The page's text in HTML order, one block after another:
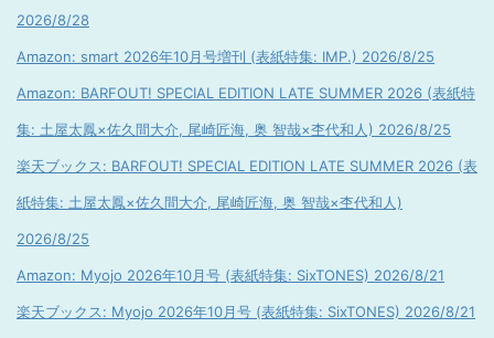
2026/8/28
Amazon: smart 2026年10月号増刊 (表紙特集: IMP.) 2026/8/25
Amazon: BARFOUT! SPECIAL EDITION LATE SUMMER 2026 (表紙特
集: 土屋太鳳×佐久間大介, 尾崎匠海, 奥 智哉×杢代和人) 2026/8/25
楽天ブックス: BARFOUT! SPECIAL EDITION LATE SUMMER 2026 (表
紙特集: 土屋太鳳×佐久間大介, 尾崎匠海, 奥 智哉×杢代和人)
2026/8/25
Amazon: Myojo 2026年10月号 (表紙特集: SixTONES) 2026/8/21
楽天ブックス: Myojo 2026年10月号 (表紙特集: SixTONES) 2026/8/21